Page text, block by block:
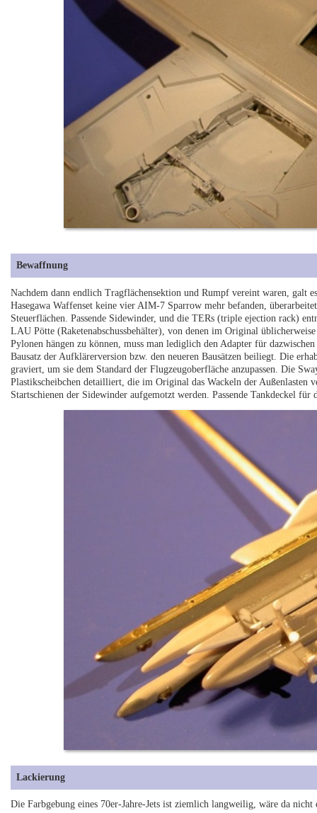
Bewaffnung
Nachdem dann endlich Tragflächensektion und Rumpf vereint waren, galt
Hasegawa Waffenset keine vier AIM-7 Sparrow mehr befanden,
Steuerflächen. Passende Sidewinder, und die TERs (triple ejection rack)
LAU Pötte (Raketenabschussbehälter), von denen im Original
Pylonen hängen zu können, muss man lediglich den Adapter für
Bausatz der Aufklärerversion bzw. den neueren Bausätzen beiliegt. Die
graviert, um sie dem Standard der Flugzeugoberfläche anzupassen. Die
Plastikscheibchen detailliert, die im Original das Wackeln der Außenlasten
Startschienen der Sidewinder aufgemotzt werden. Passende Tankdeckel
Lackierung
Die Farbgebung eines 70er-Jahre-Jets ist ziemlich langweilig, wäre da